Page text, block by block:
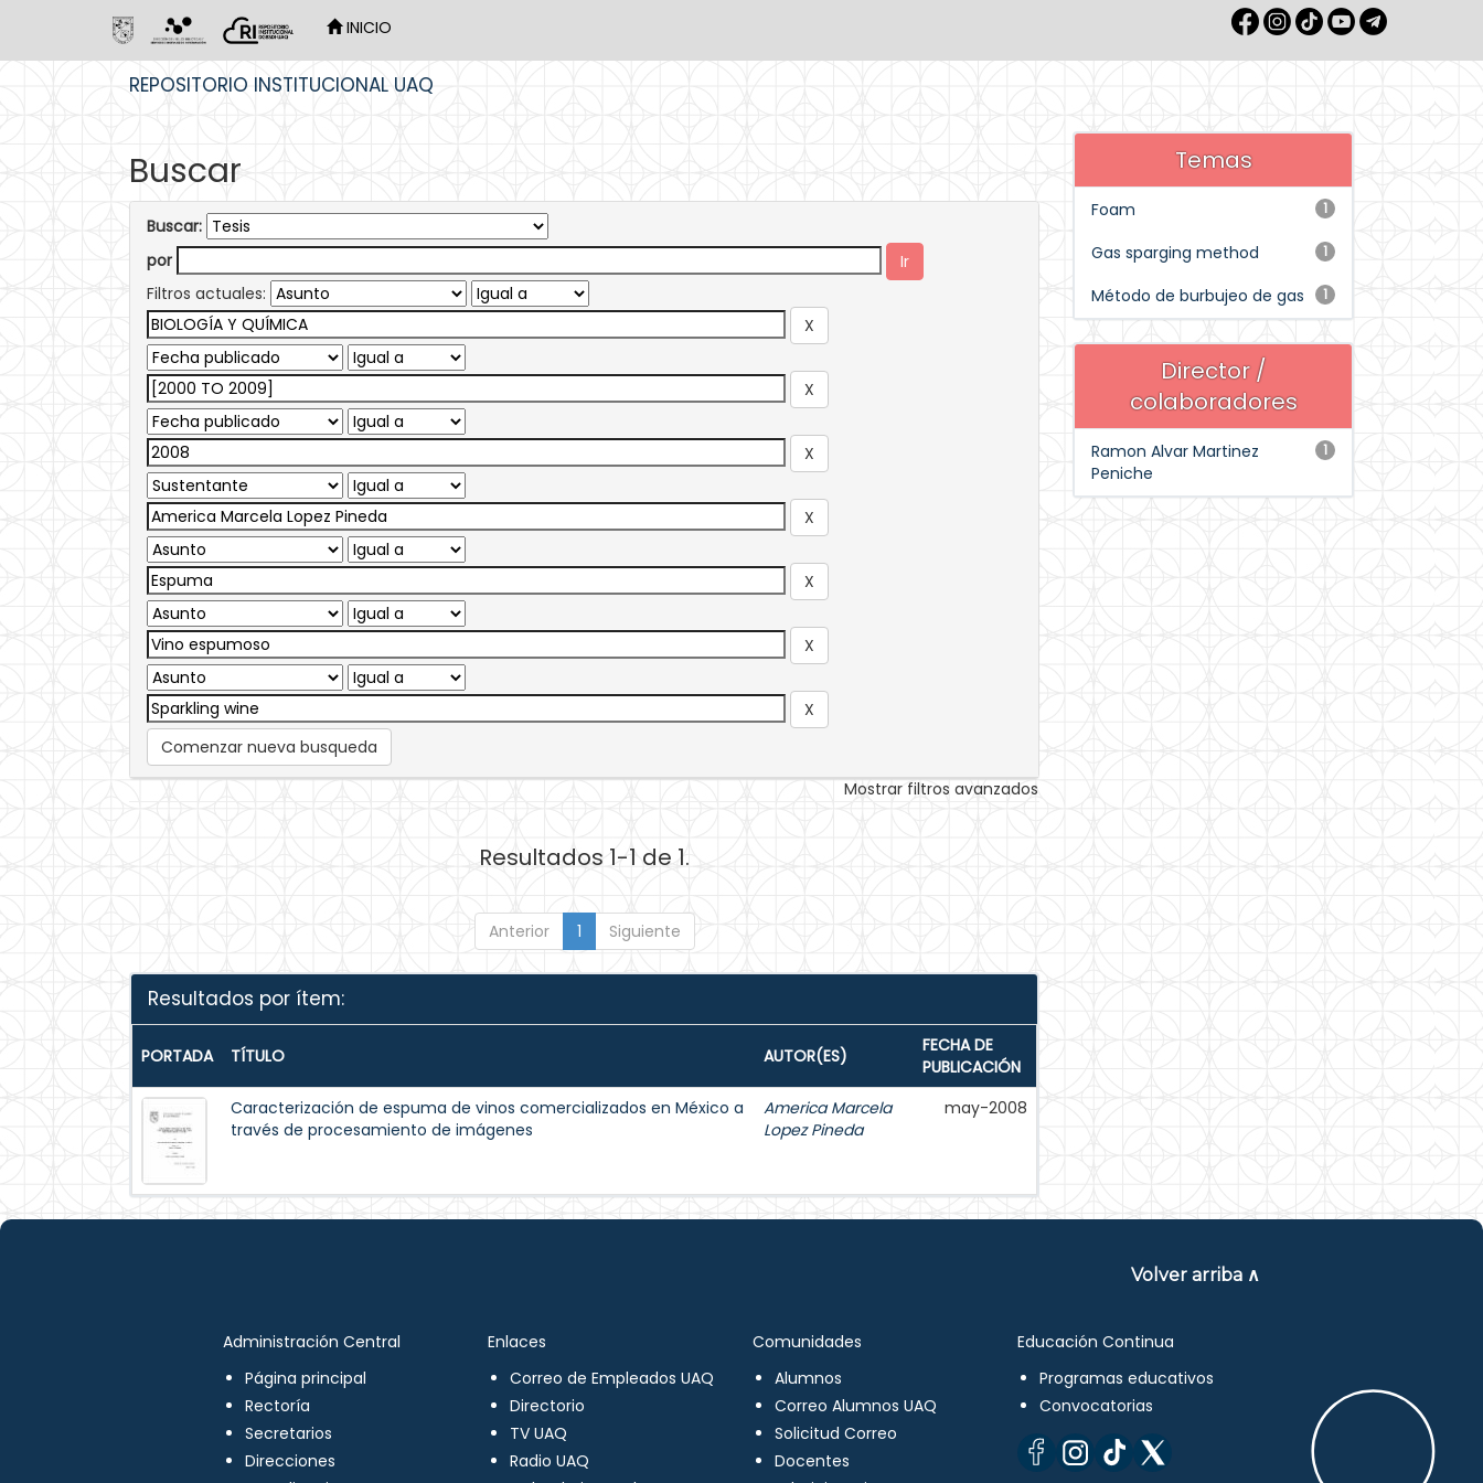
INICIO
REPOSITORIO INSTITUCIONAL UAQ
Buscar
Buscar:
por
Filtros actuales:
Comenzar nueva busqueda
Mostrar filtros avanzados
Resultados 1-1 de 1.
Anterior 1 Siguiente
Resultados por ítem:
PORTADA TÍTULO AUTOR(ES)
FECHA DE
PUBLICACIÓN
Caracterización de espuma de vinos comercializados en México a
través de procesamiento de imágenes
America Marcela
Lopez Pineda
may-2008
Temas
1
Foam
1
Gas sparging method
1
Método de burbujeo de gas
Director /
colaboradores
1
Ramon Alvar Martinez
Peniche
Volver arriba ∧
Administración Central
Página principal
Rectoría
Secretarios
Direcciones
Enlaces
Correo de Empleados UAQ
Directorio
TV UAQ
Radio UAQ
Comunidades
Alumnos
Correo Alumnos UAQ
Solicitud Correo
Docentes
Educación Continua
Programas educativos
Convocatorias